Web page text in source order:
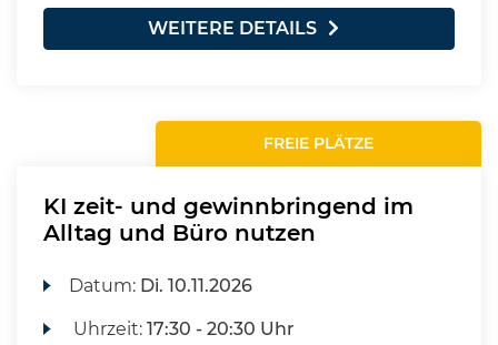
WEITERE DETAILS
FREIE PLÄTZE
KI zeit- und gewinnbringend im
Alltag und Büro nutzen
Datum: Di. 10.11.2026
Uhrzeit:17:30 - 20:30 Uhr